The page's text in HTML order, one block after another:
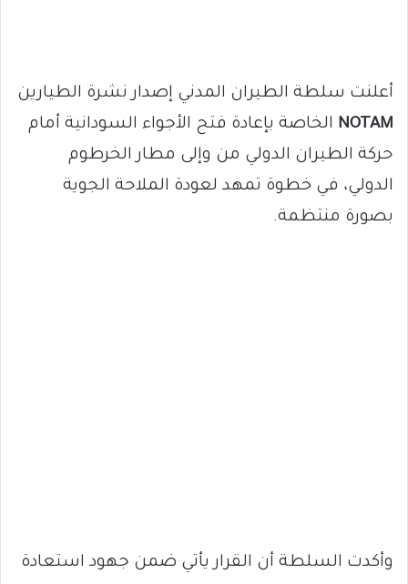
أعلنت سلطة الطيران المدني إصدار نشرة الطيارين
NOTAM الخاصة بإعادة فتح الأجواء السودانية أمام
حركة الطيران الدولي من وإلى مطار الخرطوم
الدولي، في خطوة تمهد لعودة الملاحة الجوية
بصورة منتظمة.
وأكدت السلطة أن القرار يأتي ضمن جهود استعادة